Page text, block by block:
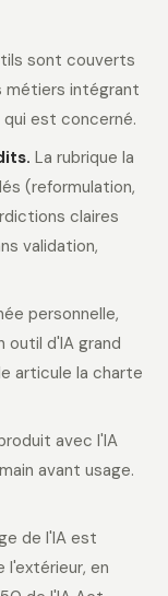
sont couverts
métiers intégrant
est concerné.
La rubrique la
(reformulation,
claires
validation,
personnelle,
outil d'IA grand
articule la charte
avec l'IA
avant usage.
de l'IA est
en